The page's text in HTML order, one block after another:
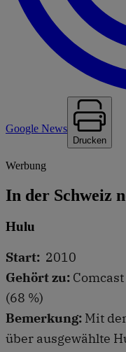
Google News
Drucken
Werbung
In der Schweiz
Hulu
Start: 2010
Gehört zu:
(68 %)
Bemerkung: Mit
über ausgewählte